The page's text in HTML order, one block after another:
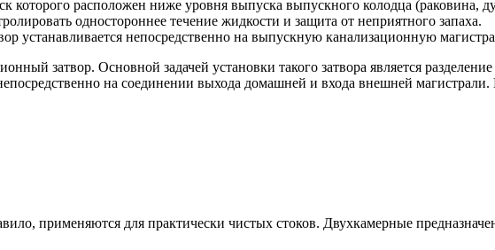
которого расположен ниже уровня выпуска выпускного колодца (раковина,
одностороннее течение жидкости и защита от неприятного запаха.
устанавливается непосредственно на выпускную канализационную
затвор. Основной задачей установки такого затвора является
на соединении выхода домашней и входа внешней
применяются для практически чистых стоков. Двухкамерные